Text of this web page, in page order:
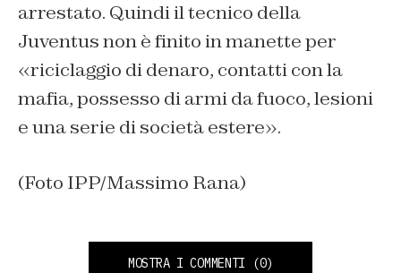
arrestato. Quindi il tecnico della
Juventus non è finito in manette per
«riciclaggio di denaro, contatti con la
mafia, possesso di armi da fuoco, lesioni
e una serie di società estere».
(Foto IPP/Massimo Rana)
MOSTRA I COMMENTI (0)